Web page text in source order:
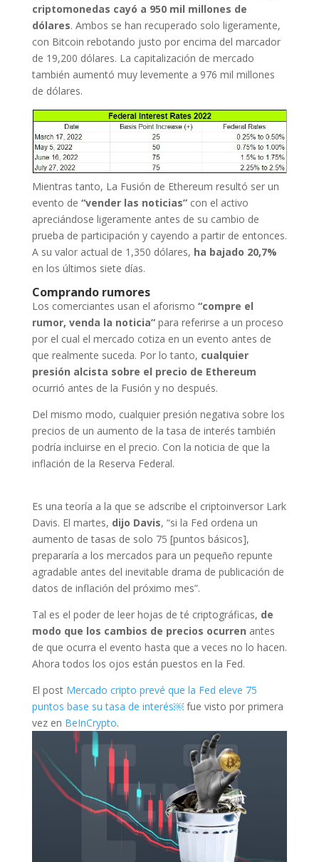
criptomonedas cayó a 950 mil millones de
dólares. Ambos se han recuperado solo ligeramente,
con Bitcoin rebotando justo por encima del marcador
de 19,200 dólares. La capitalización de mercado
también aumentó muy levemente a 976 mil millones
de dólares.
Mientras tanto, La Fusión de Ethereum resultó ser un
evento de “vender las noticias”con el activo
apreciándose ligeramente antes de su cambio de
prueba de participación y cayendo a partir de entonces.
A su valor actual de 1,350 dólares, ha bajado 20,7%
en los últimos siete días.
Comprando rumores
Los comerciantes usan el aforismo “compre el
rumor, venda la noticia”para referirse a un proceso
por el cual el mercado cotiza en un evento antes de
que realmente suceda. Por lo tanto, cualquier
presión alcista sobre el precio de Ethereum
ocurrió antes de la Fusión y no después.
Del mismo modo, cualquier presión negativa sobre los
precios de un aumento de la tasa de interés también
podría incluirse en el precio. Con la noticia de que la
inflación de la Reserva Federal.
Es una teoría a la que se adscribe el criptoinversor Lark
Davis. El martes, dijo Davis, “si la Fed ordena un
aumento de tasas de solo 75 [puntos básicos],
prepararía a los mercados para un pequeño repunte
agradable antes del inevitable drama de publicación de
datos de inflación del próximo mes”.
Tal es el poder de leer hojas de té criptográficas, de
modo que los cambios de precios ocurren antes
de que ocurra el evento hasta que a veces no lo hacen.
Ahora todos los ojos están puestos en la Fed.
El post Mercado cripto prevé que la Fed eleve 75
puntos base su tasa de interés￼fue visto por primera
vez en BeInCrypto.